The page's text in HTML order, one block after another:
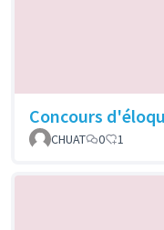
Concours
CHUAT
0 1